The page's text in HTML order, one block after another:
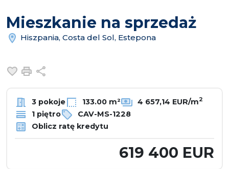
Mieszkanie na sprzedaż
Hiszpania, Costa del Sol, Estepona
Dodaj do ulubionych
Drukuj
3 pokoje 133.00 m² 4 657,14 EUR/m2
1 piętro
CAV-MS-1228
Oblicz ratę kredytu
619 400 EUR